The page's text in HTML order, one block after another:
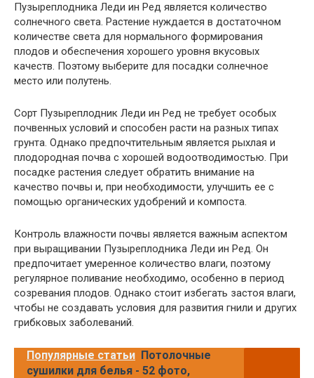
Пузыреплодника Леди ин Ред является количество
солнечного света. Растение нуждается в достаточном
количестве света для нормального формирования
плодов и обеспечения хорошего уровня вкусовых
качеств. Поэтому выберите для посадки солнечное
место или полутень.
Сорт Пузыреплодник Леди ин Ред не требует особых
почвенных условий и способен расти на разных типах
грунта. Однако предпочтительным является рыхлая и
плодородная почва с хорошей водоотводимостью. При
посадке растения следует обратить внимание на
качество почвы и, при необходимости, улучшить ее с
помощью органических удобрений и компоста.
Контроль влажности почвы является важным аспектом
при выращивании Пузыреплодника Леди ин Ред. Он
предпочитает умеренное количество влаги, поэтому
регулярное поливание необходимо, особенно в период
созревания плодов. Однако стоит избегать застоя влаги,
чтобы не создавать условия для развития гнили и других
грибковых заболеваний.
Популярные статьи Потолочные
сушилки для белья - 52 фото,